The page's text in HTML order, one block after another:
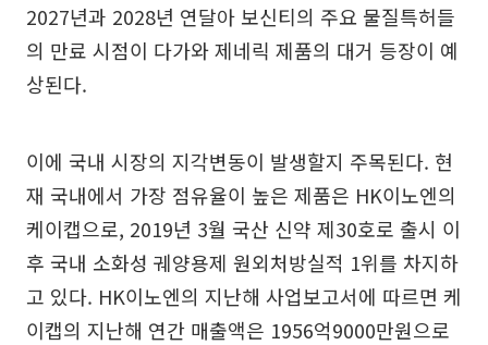
2027년과 2028년 연달아 보신티의 주요 물질특허들
의 만료 시점이 다가와 제네릭 제품의 대거 등장이 예
상된다.
이에 국내 시장의 지각변동이 발생할지 주목된다. 현
재 국내에서 가장 점유율이 높은 제품은 HK이노엔의
케이캡으로, 2019년 3월 국산 신약 제30호로 출시 이
후 국내 소화성 궤양용제 원외처방실적 1위를 차지하
고 있다. HK이노엔의 지난해 사업보고서에 따르면 케
이캡의 지난해 연간 매출액은 1956억9000만원으로